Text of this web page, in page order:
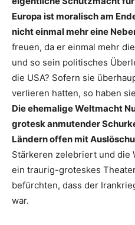
Europa ist moralisch am
nicht einmal mehr eine
freuen, da er einmal mehr
und so sein politisches
die USA? Sofern sie
verlieren hatten, so haben
Die ehemalige Weltmacht
grotesk anmutender
Ländern offen mit
Stärkeren zelebriert und die
ein traurig-groteskes
befürchten, dass der
war.